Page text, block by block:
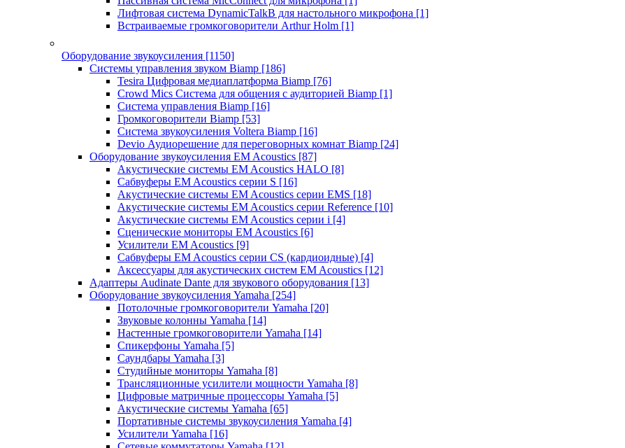
Лифтовая система DynamicTalkB для настольного микрофона [1]
Встраиваемые громкоговорители Arthur Holm [1]
Оборудование звукоусиления [1150]
Системы управления звуком Biamp [186]
Tesira Цифровая медиаплатформа Biamp [76]
Crowd Mics Система для общения с аудиторией Biamp [1]
Система управления Biamp [16]
Громкоговорители Biamp [53]
Система звукоусиления Voltera Biamp [16]
Devio Аудиорешение для переговорных комнат Biamp [24]
Оборудование звукоусиления EM Acoustics [87]
Акустические системы EM Acoustics HALO [8]
Сабвуферы EM Acoustics серии S [16]
Акустические системы EM Acoustics серии EMS [18]
Акустические системы EM Acoustics серии Reference [10]
Акустические системы EM Acoustics серии i [4]
Сценические мониторы EM Acoustics [6]
Усилители EM Acoustics [9]
Сабвуферы EM Acoustics серии CS (кардиоидные) [4]
Аксессуары для акустических систем EM Acoustics [12]
Адаптеры Audinate Dante для звукового оборудования [13]
Оборудование звукоусиления Yamaha [254]
Потолочные громкоговорители Yamaha [20]
Звуковые колонны Yamaha [14]
Настенные громкоговорители Yamaha [14]
Спикерфоны Yamaha [5]
Саундбары Yamaha [3]
Студийные мониторы Yamaha [8]
Трансляционные усилители мощности Yamaha [8]
Цифровые матричные процессоры Yamaha [5]
Акустические системы Yamaha [65]
Портативные системы звукоусиления Yamaha [4]
Усилители Yamaha [16]